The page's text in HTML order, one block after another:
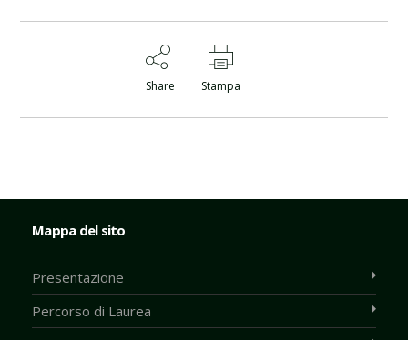
Share Stampa
Mappa del sito
Presentazione
Percorso di Laurea